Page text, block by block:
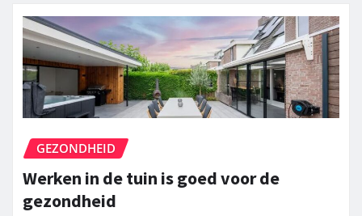
GEZONDHEID
Werken in de tuin is goed voor de
gezondheid